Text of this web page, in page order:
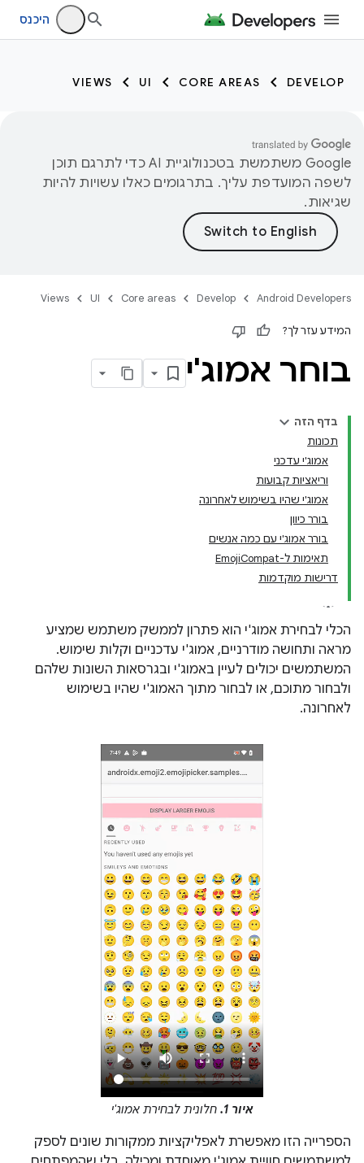
היכנס
DEVELOP
CORE AREAS
UI
VIEWS
‫Google משתמשת בטכנולוגיית AI כדי לתרגם תוכן
לשפה המועדפת עליך. בתרגומים כאלו עשויות להיות
שגיאות.
Android Developers
Develop
Core areas
UI
Views
המידע עזר לך?
בוחר אמוג'י
בדף הזה
תכונות
אמוג'י עדכני
וריאציות קבועות
אמוג'י שהיו בשימוש לאחרונה
בורר כיוון
בורר אמוג'י עם כמה אנשים
תאימות ל-EmojiCompat
דרישות מוקדמות
הכלי לבחירת אמוג'י הוא פתרון לממשק משתמש שמציע
מראה ותחושה מודרניים, אמוג'י עדכניים וקלות שימוש.
המשתמשים יכולים לעיין באמוג'י ובגרסאות השונות שלהם
ולבחור מתוכם, או לבחור מתוך האמוג'י שהיו בשימוש
לאחרונה.
איור 1. חלונית לבחירת אמוג'י
הספרייה הזו מאפשרת לאפליקציות ממקורות שונים לספק